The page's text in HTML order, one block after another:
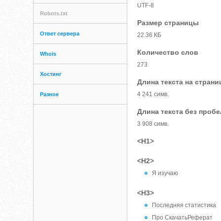
Robots.txt
Ответ сервера
Whois
Хостинг
Разное
UTF-8
Размер страницы
22.36 КБ
Количество слов
273
Длина текста на
4 241 симв.
Длина текста без
3 908 симв.
<H1>
<H2>
Я изучаю
<H3>
Последняя статистика
Про СкачатьРеферат